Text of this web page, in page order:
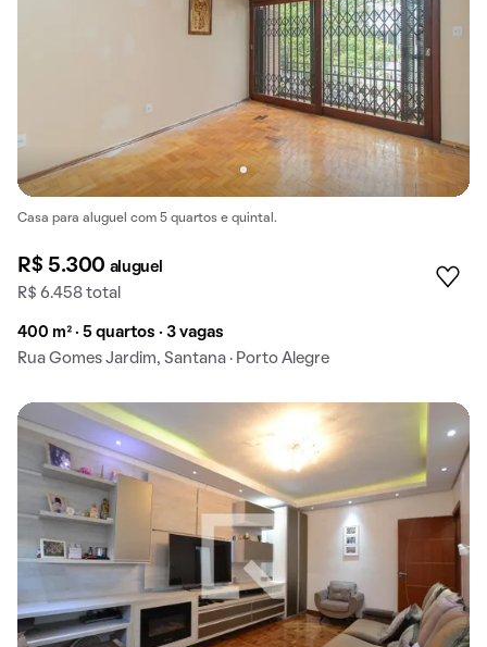
Casa para aluguel com 5 quartos e quintal.
R$ 5.300 aluguel
R$ 6.458 total
400 m² · 5 quartos · 3 vagas
Rua Gomes Jardim, Santana · Porto Alegre